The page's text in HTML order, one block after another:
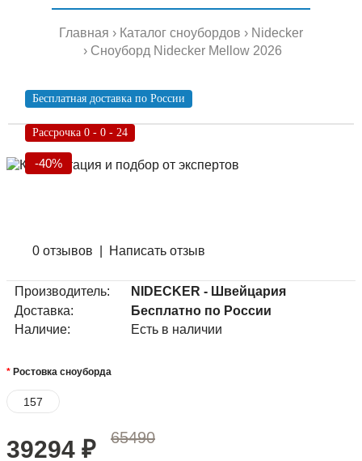
Главная Каталог сноубордов
Nidecker
Сноуборд Nidecker Mellow 2026
-40%
Рассрочка 0 - 0 - 24
Бесплатная доставка по России
0 отзывов Написать отзыв
Производитель:
NIDECKER - Швейцария
Доставка:
Бесплатно по России
Наличие:
Есть в наличии
Ростовка сноуборда
157
39294 ₽ 65490